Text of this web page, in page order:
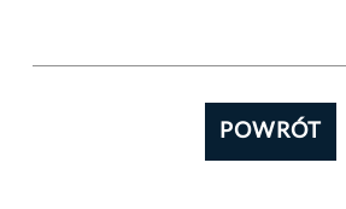
POWRÓT